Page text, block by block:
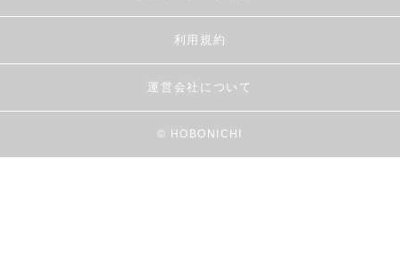
利用規約
運営会社について
© HOBONICHI